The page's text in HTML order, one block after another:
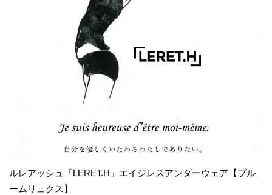
ルレアッシュ「LERET.H」エイジレスアンダーウェア【ブル
ームリュクス】